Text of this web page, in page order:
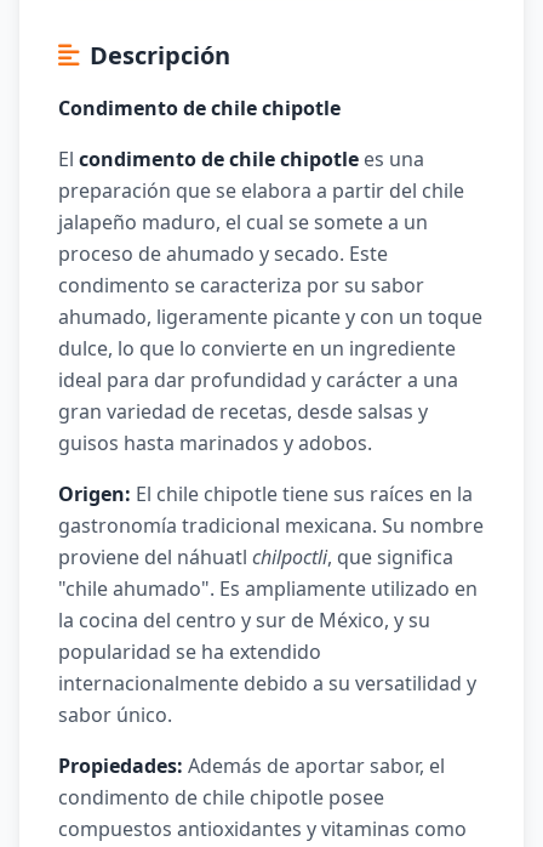
Descripción
Condimento de chile chipotle
El condimento de chile chipotle es una
preparación que se elabora a partir del chile
jalapeño maduro, el cual se somete a un
proceso de ahumado y secado. Este
condimento se caracteriza por su sabor
ahumado, ligeramente picante y con un toque
dulce, lo que lo convierte en un ingrediente
ideal para dar profundidad y carácter a una
gran variedad de recetas, desde salsas y
guisos hasta marinados y adobos.
Origen: El chile chipotle tiene sus raíces en la
gastronomía tradicional mexicana. Su nombre
proviene del náhuatl chilpoctli, que significa
"chile ahumado". Es ampliamente utilizado en
la cocina del centro y sur de México, y su
popularidad se ha extendido
internacionalmente debido a su versatilidad y
sabor único.
Propiedades: Además de aportar sabor, el
condimento de chile chipotle posee
compuestos antioxidantes y vitaminas como